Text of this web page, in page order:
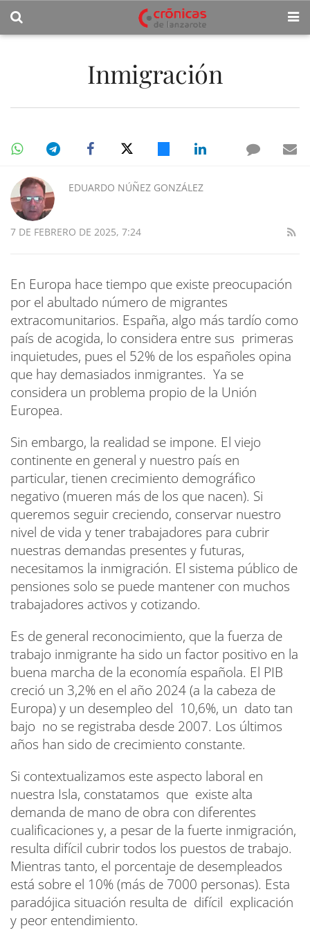
Inmigración
EDUARDO NÚÑEZ GONZÁLEZ
7 DE FEBRERO DE 2025, 7:24
En Europa hace tiempo que existe preocupación
por el abultado número de migrantes
extracomunitarios. España, algo más tardío como
país de acogida, lo considera entre sus primeras
inquietudes, pues el 52% de los españoles opina
que hay demasiados inmigrantes. Ya se
considera un problema propio de la Unión
Europea.
Sin embargo, la realidad se impone. El viejo
continente en general y nuestro país en
particular, tienen crecimiento demográfico
negativo (mueren más de los que nacen). Si
queremos seguir creciendo, conservar nuestro
nivel de vida y tener trabajadores para cubrir
nuestras demandas presentes y futuras,
necesitamos la inmigración. El sistema público de
pensiones solo se puede mantener con muchos
trabajadores activos y cotizando.
Es de general reconocimiento, que la fuerza de
trabajo inmigrante ha sido un factor positivo en la
buena marcha de la economía española. El PIB
creció un 3,2% en el año 2024 (a la cabeza de
Europa) y un desempleo del 10,6%, un dato tan
bajo no se registraba desde 2007. Los últimos
años han sido de crecimiento constante.
Si contextualizamos este aspecto laboral en
nuestra Isla, constatamos que existe alta
demanda de mano de obra con diferentes
cualificaciones y, a pesar de la fuerte inmigración,
resulta difícil cubrir todos los puestos de trabajo.
Mientras tanto, el porcentaje de desempleados
está sobre el 10% (más de 7000 personas). Esta
paradójica situación resulta de difícil explicación
y peor entendimiento.